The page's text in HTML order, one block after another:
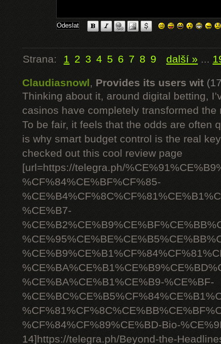
Strana: 1 2 3 4 5 6 7 8 9 další » ...
Claudiasnowl, Provides its users wit
Thinking about it, around digital betting,
casinos have completely transformed
To be fair, it feels that the odds are often
is why smart budget control is the real
checked out this cool review page
[url=https://telegra.ph/
%CF%84%CE%BF%CF%85-
%CE%B7-
%CE%BA%CE%B1%CE%B9-%CE%BF-
%CF%84%CF%89%CE%BD-Bio-
14]https://telegra.ph/Beyond-the-